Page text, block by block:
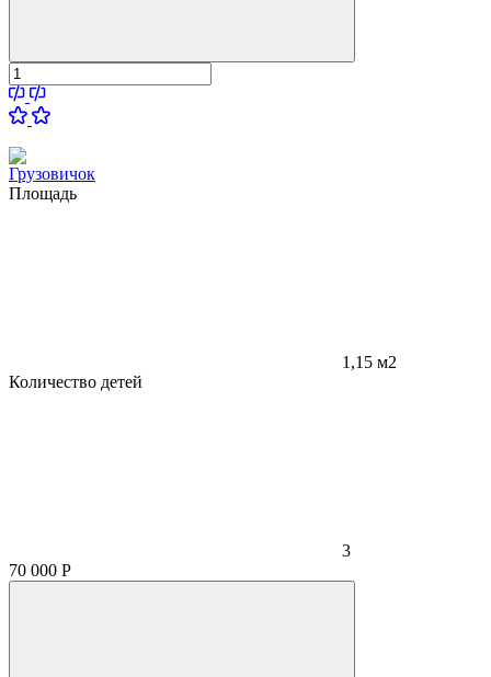
Грузовичок
Площадь
1,15 м2
Количество детей
3
70 000 Р